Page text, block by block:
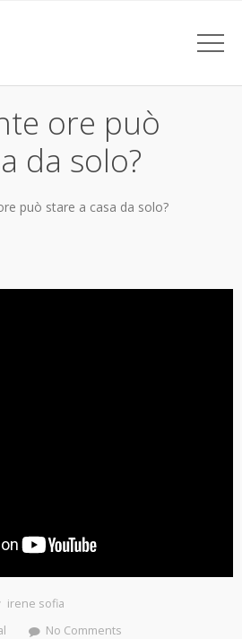
ore può
da solo?
può stare a casa da solo?
irene sofia
No Comments